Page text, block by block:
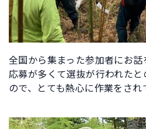
全国から集まった参加者にお
応募が多くて選抜が行われた
ので、とても熱心に作業をされ